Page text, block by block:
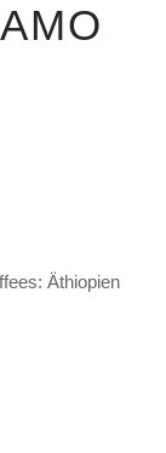
Äthiopien